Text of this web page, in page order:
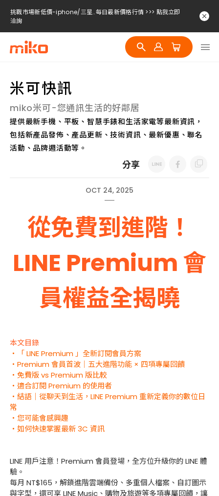
洽詢
挑戰市場新低價-iphone/三星..每日最新價格行情 >>> 點我立即
洽詢
挑戰市場新低價-iphone/三星..每日最新價格行情 >>> 點我立即
洽詢
米可快訊
miko米可-您通訊生活的好鄰居
提供最新手機、平板、智慧手錶和生活家電等最新資訊，
包括新產品發佈、產品更新、技術資訊、最新優惠、聯名
活動、品牌週活動等。
分享
OCT 24, 2025
從免費到進階！
LINE Premium 會
員權益全揭曉
本文目錄
・「 LINE Premium 」全新訂閱會員方案
・Premium 會員首波｜五大進階功能 × 四項專屬回饋
・免費版 vs Premium 版比較
・適合訂閱 Premium 的使用者
・結語｜從聊天到生活，LINE Premium 重新定義你的數位日
常
・您可能會感興趣
・如何快速掌握最新 3C 資訊
LINE 用戶注意！Premium 會員登場，全方位升級你的 LINE 體
驗。
每月 NT$165，解鎖進階雲端備份、多重個人檔案、自訂圖示
與字型，還可享 LINE Music、購物及旅遊等多項專屬回饋，讓